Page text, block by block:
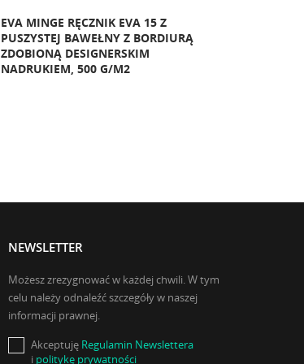
EVA MINGE RĘCZNIK EVA 15 Z
PUSZYSTEJ BAWEŁNY Z BORDIURĄ
ZDOBIONĄ DESIGNERSKIM
NADRUKIEM, 500 G/M2
NEWSLETTER
Możesz zrezygnować w każdej chwili. W tym
celu należy odnaleźć szczegóły w naszej
informacji prawnej.
Akceptuję Regulamin Newslettera
i politykę prywatności